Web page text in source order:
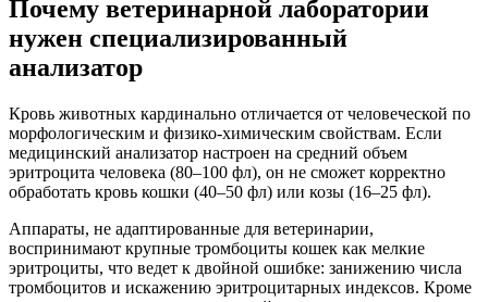
Почему ветеринарной лаборатории
нужен специализированный
анализатор
Кровь животных кардинально отличается от человеческой по
морфологическим и физико-химическим свойствам. Если
медицинский анализатор настроен на средний объем
эритроцита человека (80–100 фл), он не сможет корректно
обработать кровь кошки (40–50 фл) или козы (16–25 фл).
Аппараты, не адаптированные для ветеринарии,
воспринимают крупные тромбоциты кошек как мелкие
эритроциты, что ведет к двойной ошибке: занижению числа
тромбоцитов и искажению эритроцитарных индексов. Кроме